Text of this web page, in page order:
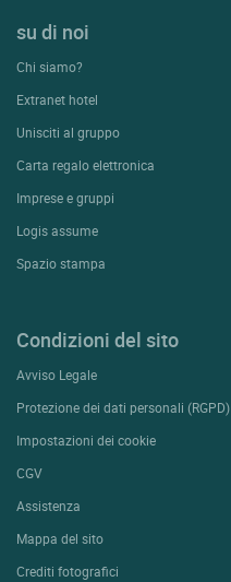
su di noi
Chi siamo?
Extranet hotel
Unisciti al gruppo
Carta regalo elettronica
Imprese e gruppi
Logis assume
Spazio stampa
Condizioni del sito
Avviso Legale
Protezione dei dati personali (RGPD)
Impostazioni dei cookie
CGV
Assistenza
Mappa del sito
Crediti fotografici